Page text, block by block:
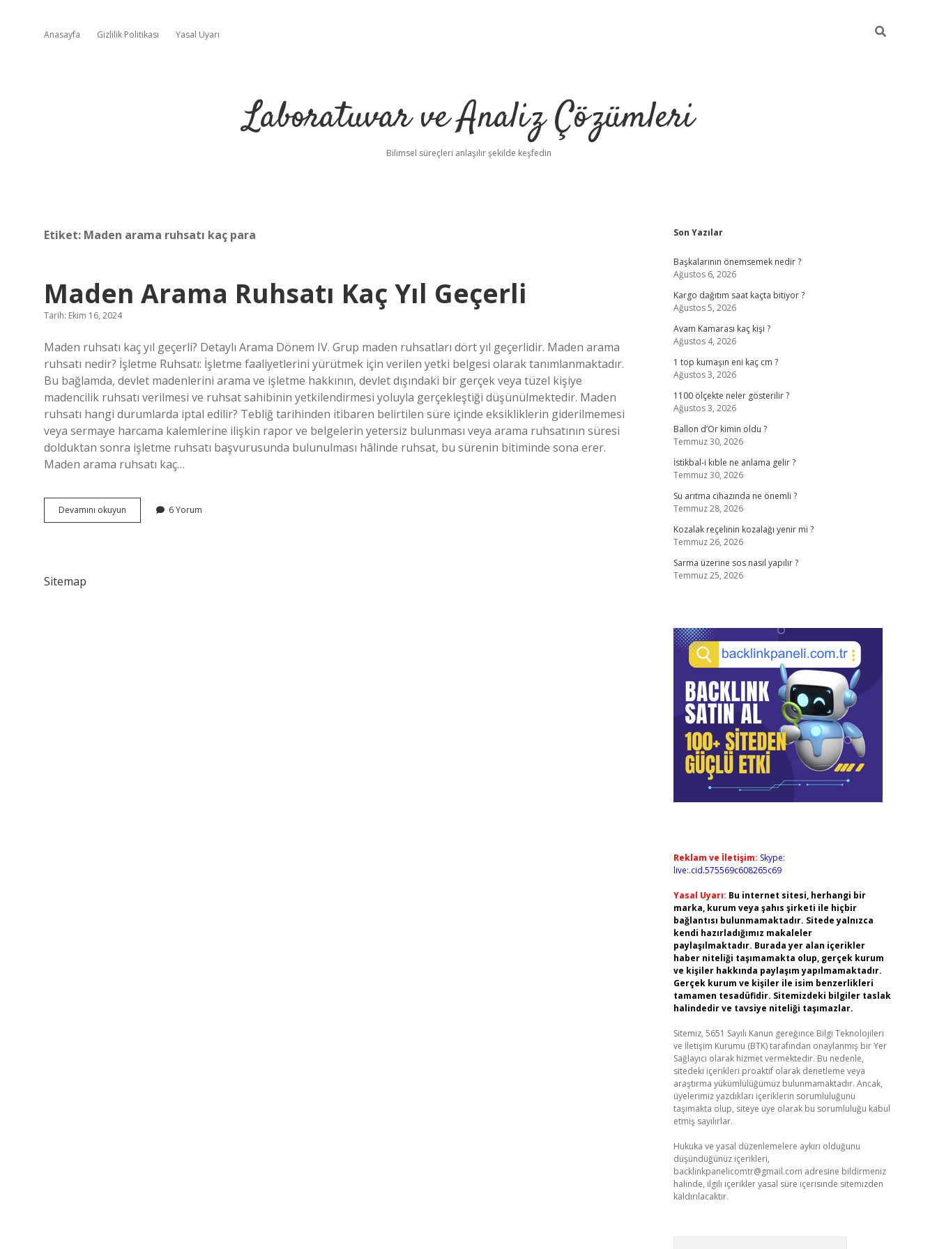
Anasayfa Gizlilik Politikası Yasal Uyarı
Laboratuvar ve Analiz Çözümleri
Bilimsel süreçleri anlaşılır şekilde keşfedin
Etiket: Maden arama ruhsatı kaç para
Maden Arama Ruhsatı Kaç Yıl Geçerli
Tarih: Ekim 16, 2024
Maden ruhsatı kaç yıl geçerli? Detaylı Arama Dönem IV. Grup maden ruhsatları dört yıl geçerlidir. Maden arama
ruhsatı nedir? İşletme Ruhsatı: İşletme faaliyetlerini yürütmek için verilen yetki belgesi olarak tanımlanmaktadır.
Bu bağlamda, devlet madenlerini arama ve işletme hakkının, devlet dışındaki bir gerçek veya tüzel kişiye
madencilik ruhsatı verilmesi ve ruhsat sahibinin yetkilendirmesi yoluyla gerçekleştiği düşünülmektedir. Maden
ruhsatı hangi durumlarda iptal edilir? Tebliğ tarihinden itibaren belirtilen süre içinde eksikliklerin giderilmemesi
veya sermaye harcama kalemlerine ilişkin rapor ve belgelerin yetersiz bulunması veya arama ruhsatının süresi
dolduktan sonra işletme ruhsatı başvurusunda bulunulması hâlinde ruhsat, bu sürenin bitiminde sona erer.
Maden arama ruhsatı kaç…
Devamını okuyun
Arama
6 Yorum
Sitemap
Sidebar
Son Yazılar
Başkalarının önemsemek nedir ?
Ağustos 6, 2026
Kargo dağıtım saat kaçta bitiyor ?
Ağustos 5, 2026
Avam Kamarası kaç kişi ?
Ağustos 4, 2026
1 top kumaşın eni kaç cm ?
Ağustos 3, 2026
1100 ölçekte neler gösterilir ?
Ağustos 3, 2026
Ballon d’Or kimin oldu ?
Temmuz 30, 2026
İstikbal-i kıble ne anlama gelir ?
Temmuz 30, 2026
Su arıtma cihazında ne önemli ?
Temmuz 28, 2026
Kozalak reçelinin kozalağı yenir mi ?
Temmuz 26, 2026
Sarma üzerine sos nasıl yapılır ?
Temmuz 25, 2026
Reklam ve İletişim: Skype:
live:.cid.575569c608265c69
Yasal Uyarı: Bu internet sitesi, herhangi bir
marka, kurum veya şahıs şirketi ile hiçbir
bağlantısı bulunmamaktadır. Sitede yalnızca
kendi hazırladığımız makaleler
paylaşılmaktadır. Burada yer alan içerikler
haber niteliği taşımamakta olup, gerçek kurum
ve kişiler hakkında paylaşım yapılmamaktadır.
Gerçek kurum ve kişiler ile isim benzerlikleri
tamamen tesadüfidir. Sitemizdeki bilgiler taslak
halindedir ve tavsiye niteliği taşımazlar.
Sitemiz, 5651 Sayılı Kanun gereğince Bilgi Teknolojileri
ve İletişim Kurumu (BTK) tarafından onaylanmış bir Yer
Sağlayıcı olarak hizmet vermektedir. Bu nedenle,
sitedeki içerikleri proaktif olarak denetleme veya
araştırma yükümlülüğümüz bulunmamaktadır. Ancak,
üyelerimiz yazdıkları içeriklerin sorumluluğunu
taşımakta olup, siteye üye olarak bu sorumluluğu kabul
etmiş sayılırlar.
Hukuka ve yasal düzenlemelere aykırı olduğunu
düşündüğünüz içerikleri,
backlinkpanelicomtr@gmail.com adresine bildirmeniz
halinde, ilgili içerikler yasal süre içerisinde sitemizden
kaldırılacaktır.